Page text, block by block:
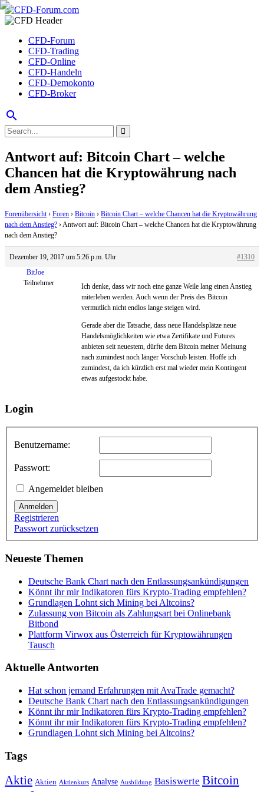
CFD-Forum
CFD-Trading
CFD-Online
CFD-Handeln
CFD-Demokonto
CFD-Broker
search
Antwort auf: Bitcoin Chart – welche
Chancen hat die Kryptowährung nach
dem Anstieg?
Forenübersicht › Foren › Bitcoin › Bitcoin Chart – welche Chancen hat die Kryptowährung
nach dem Anstieg? ›Antwort auf: Bitcoin Chart – welche Chancen hat die Kryptowährung
nach dem Anstieg?
Dezember 19, 2017 um 5:26 p.m. Uhr
#1310
BitJoe
Teilnehmer
Ich denke, dass wir noch eine ganze Weile lang einen Anstieg
miterleben werden. Auch wenn der Preis des Bitcoin
vermutlich nicht endlos lange steigen wird.
Gerade aber die Tatsache, dass neue Handelsplätze neue
Handelsmöglichkeiten wie etwa Zertifikate und Futures
anbieten seit neuestem, dürfte dem Bitcoin meiner Meinung
nach zumindest noch länger Vorschub leisten. Hoffe ich
zumindest, da ich kürzlich erst mal wieder mein Kontingent
etwas aufgestockt habe.
Login
Benutzername:
Passwort:
Angemeldet bleiben
Anmelden
Registrieren
Passwort zurücksetzen
Neueste Themen
Deutsche Bank Chart nach den Entlassungsankündigungen
Könnt ihr mir Indikatoren fürs Krypto-Trading empfehlen?
Grundlagen Lohnt sich Mining bei Altcoins?
Zulassung von Bitcoin als Zahlungsart bei Onlinebank
Bitbond
Plattform Virwox aus Österreich für Kryptowährungen
Tausch
Aktuelle Antworten
Hat schon jemand Erfahrungen mit AvaTrade gemacht?
Deutsche Bank Chart nach den Entlassungsankündigungen
Könnt ihr mir Indikatoren fürs Krypto-Trading empfehlen?
Könnt ihr mir Indikatoren fürs Krypto-Trading empfehlen?
Grundlagen Lohnt sich Mining bei Altcoins?
Tags
Aktie Aktien Aktienkurs Analyse Ausbildung Basiswerte Bitcoin